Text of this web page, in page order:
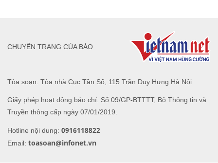
Tòa soạn: Tòa nhà Cục Tần Số, 115 Trần Duy Hưng Hà Nội
Giấy phép hoạt động báo chí: Số 09/GP-BTTTT, Bộ Thông tin và
Truyền thông cấp ngày 07/01/2019.
Hotline nội dung: 0916118822
Email: toasoan@infonet.vn
CHUYÊN TRANG CỦA BÁO